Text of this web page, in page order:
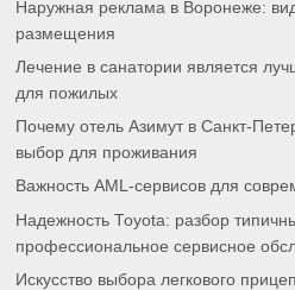
Наружная реклама в Воронеже:
размещения
Лечение в санатории является
для пожилых
Почему отель Азимут в Санкт-
выбор для проживания
Важность AML-сервисов для
Надежность Toyota: разбор
профессиональное сервисное
Искусство выбора легкового